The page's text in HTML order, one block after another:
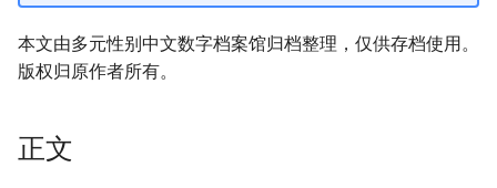
本文由多元性别中文数字档案馆归档整理，仅供存档使用。
版权归原作者所有。
正文